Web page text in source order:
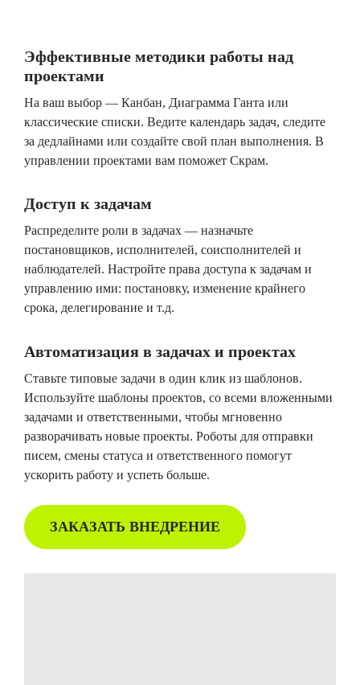
Эффективные методики работы над
проектами
На ваш выбор — Канбан, Диаграмма Ганта или
классические списки. Ведите календарь задач, следите
за дедлайнами или создайте свой план выполнения. В
управлении проектами вам поможет Скрам.
Доступ к задачам
Распределите роли в задачах — назначьте
постановщиков, исполнителей, соисполнителей и
наблюдателей. Настройте права доступа к задачам и
управлению ими: постановку, изменение крайнего
срока, делегирование и т.д.
Автоматизация в задачах и проектах
Ставьте типовые задачи в один клик из шаблонов.
Используйте шаблоны проектов, со всеми вложенными
задачами и ответственными, чтобы мгновенно
разворачивать новые проекты. Роботы для отправки
писем, смены статуса и ответственного помогут
ускорить работу и успеть больше.
ЗАКАЗАТЬ ВНЕДРЕНИЕ